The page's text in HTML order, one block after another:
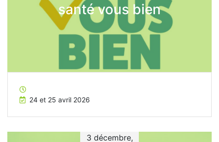
santé vous bien
24 et 25 avril 2026
3 décembre,